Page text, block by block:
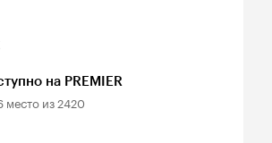
на PREMIER
место из2420